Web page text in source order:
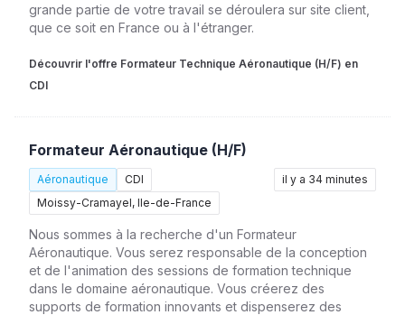
grande partie de votre travail se déroulera sur site client,
que ce soit en France ou à l'étranger.
Découvrir l'offre Formateur Technique Aéronautique (H/F) en
CDI
Formateur Aéronautique (H/F)
Aéronautique
CDI
Moissy-Cramayel, Ile-de-France
il y a 34 minutes
Nous sommes à la recherche d'un Formateur
Aéronautique. Vous serez responsable de la conception
et de l'animation des sessions de formation technique
dans le domaine aéronautique. Vous créerez des
supports de formation innovants et dispenserez des